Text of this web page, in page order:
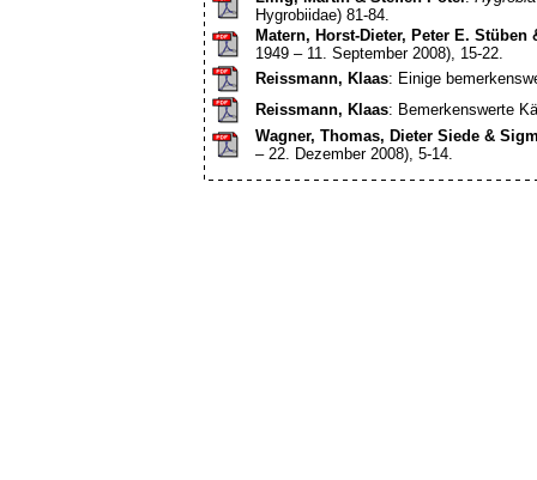
Hygrobiidae) 81-84.
Matern, Horst-Dieter, Peter E. Stüben
1949 – 11. September 2008), 15-22.
Reissmann, Klaas: Einige
Reissmann, Klaas: Bemerkenswerte
Wagner, Thomas, Dieter Siede &
– 22. Dezember 2008), 5-14.